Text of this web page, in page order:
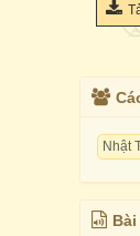
Nhật